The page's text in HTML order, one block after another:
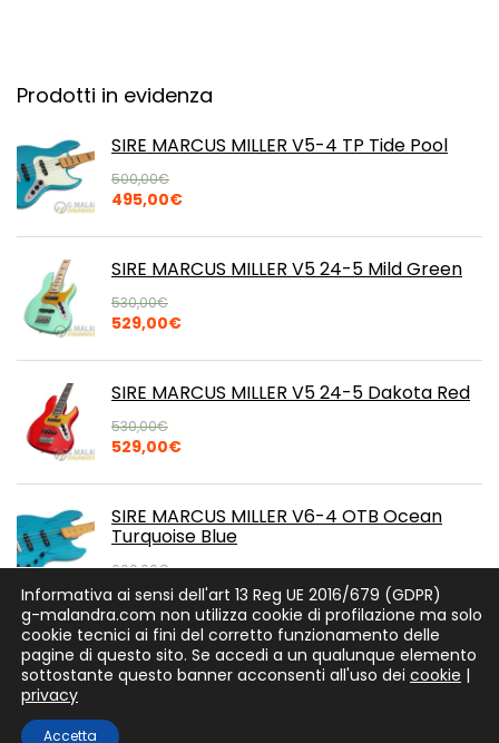
Prodotti in evidenza
SIRE MARCUS MILLER V5-4 TP Tide Pool
500,00€
Il
originale
era:
500,00€.
495,00€Il
attuale
è:
495,00€.
SIRE MARCUS MILLER V5 24-5 Mild Green
530,00€
Il
originale
era:
530,00€.
529,00€Il
attuale
è:
529,00€.
SIRE MARCUS MILLER V5 24-5 Dakota Red
530,00€
Il
originale
era:
530,00€.
529,00€Il
attuale
è:
529,00€.
SIRE MARCUS MILLER V6-4 OTB Ocean
Turquoise Blue
600,00€
Il
prezzo
originale
era:
600,00€.
599,00€Il
prezzo
attuale
è:
599,00€.
Copyright 2020 Strumenti Musicali Malandra - tutti i diritti
Informativa ai sensi dell'art 13 Reg UE 2016/679 (GDPR)
g-malandra.com non utilizza cookie di profilazione ma solo
cookie tecnici ai fini del corretto funzionamento delle
pagine di questo sito. Se accedi a un qualunque elemento
sottostante questo banner acconsenti all'uso dei cookie |
privacy
Accetta